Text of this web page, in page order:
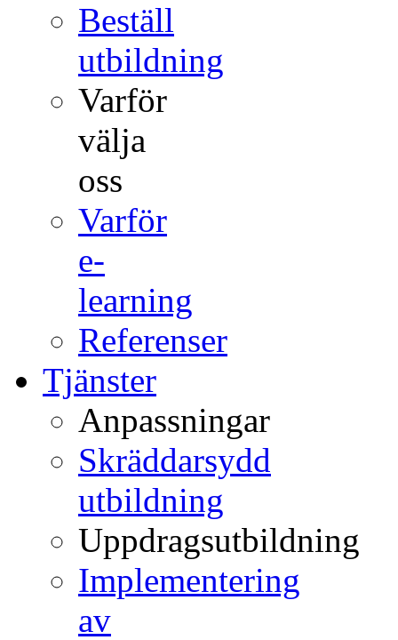
Beställ
utbildning
Varför
välja
oss
Varför
e-
learning
Referenser
Tjänster
Anpassningar
Skräddarsydd
utbildning
Uppdragsutbildning
Implementering
av